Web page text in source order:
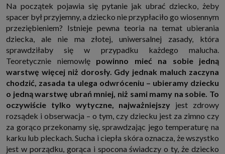
2. Zapewnianie bezpieczeństwa usługi (np. sprawdzenie, czy do Twojego
konta nie loguje się nieuprawniona osoba), dokonanie pomiarów
statystycznych, ulepszanie naszych usług i dopasowanie ich do potrzeb i
wygody użytkowników (np. personalizowanie treści w usługach), jak
również prowadzenie marketingu i promocji własnych usług (np. jeśli
interesujesz się motoryzacją i oglądasz artykuły w biznesistyl.pl lub na
innych stronach internetowych, to możemy Ci wyświetlić reklamę
dotyczącą artykułu w serwisie biznesistyl.pl/automoto. Takie
przetwarzanie danych to realizacja naszych prawnie uzasadnionych
interesów.
3. Za Twoją zgodą usługi marketingowe dostarczą Ci nasi Zaufani
Partnerzy oraz my dla podmiotów trzecich. Aby móc pokazać interesujące
Cię reklamy (np. produktu, którego możesz potrzebować) reklamodawcy i
ich przedstawiciele chcieliby mieć możliwość przetwarzania Twoich
danych związanych z odwiedzanymi przez Ciebie stronami
internetowymi. Udzielenie takiej zgody jest dobrowolne, nie musisz jej
udzielać, nie pozbawi Cię to dostępu do naszych usług. Masz również
możliwość ograniczenia zakresu lub zmiany zgody w dowolnym
momencie.
Na początek pojawia się pytanie jak ubrać dziecko, żeby
spacer był przyjemny, a dziecko nie przypłaciło go wiosennym
przeziębieniem? Istnieje pewna teoria na temat ubierania
dziecka, ale nie ma złotej, uniwersalnej zasady, która
sprawdziłaby się w przypadku każdego malucha.
Teoretycznie niemowlę powinno mieć na sobie jedną
warstwę więcej niż dorosły. Gdy jednak maluch zaczyna
chodzić, zasada ta ulega odwróceniu – ubieramy dziecku
o jedną warstwę ubrań mniej, niż sami mamy na sobie. To
oczywiście tylko wytyczne, najważniejszy jest zdrowy
rozsądek i obserwacja – o tym, czy dziecku jest za zimno czy
za gorąco przekonamy się, sprawdzając jego temperaturę na
karku lub pleckach. Sucha i ciepła skóra oznacza, że wszystko
jest w porządku, gorąca i spocona świadczy o ty, że dziecko